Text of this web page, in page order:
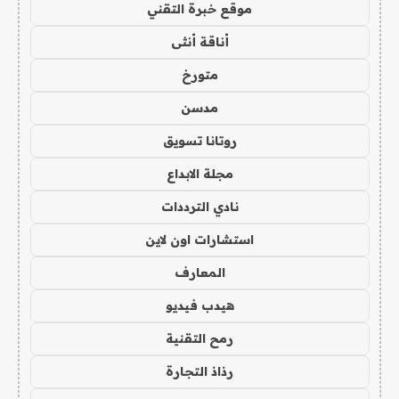
موقع خبرة التقني
أناقة أنثى
متورخ
مدسن
روتانا تسويق
مجلة الابداع
نادي الترددات
استشارات اون لاين
المعارف
هيدب فيديو
رمح التقنية
رذاذ التجارة